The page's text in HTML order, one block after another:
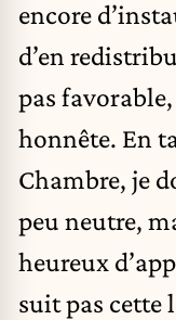
encore
d’en
pas
honnête. En
Chambre, je
peu neutre,
heureux
suit pas cette